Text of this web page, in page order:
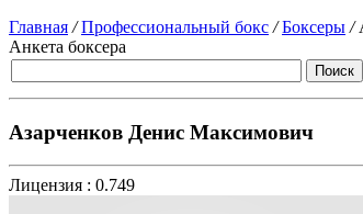
Главная / Профессиональный бокс / Боксеры /
Анкета боксера
Азарченков Денис Максимович
Лицензия : 0.749